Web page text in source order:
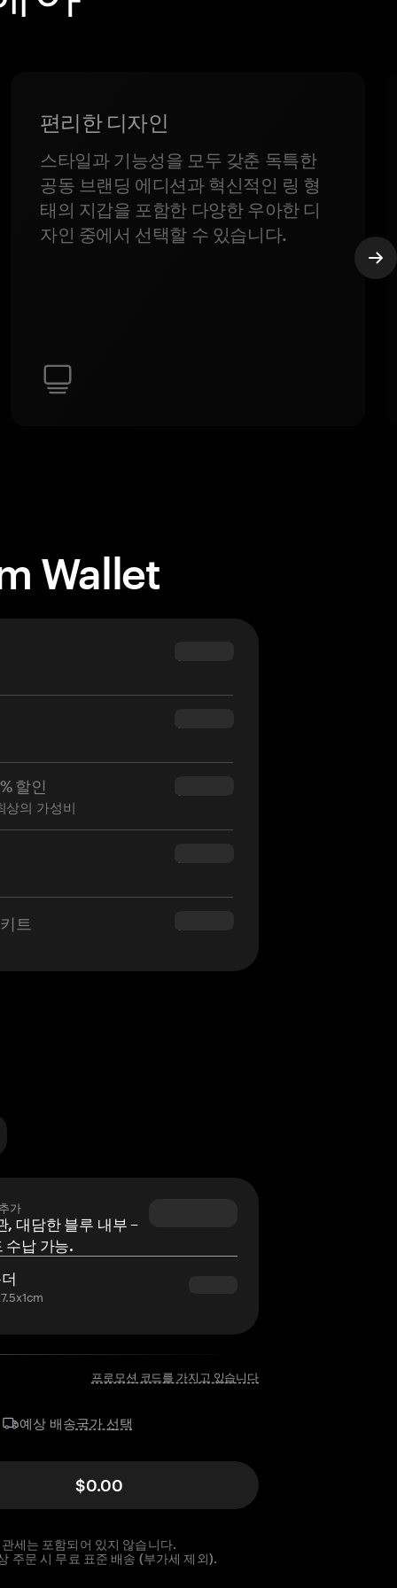
편리한 디자인
스타일과 기능성을 모두 갖춘 독특한
공동 브랜딩 에디션과 혁신적인 링 형
태의 지갑을 포함한 다양한 우아한 디
자인 중에서 선택할 수 있습니다.
Wallet
$69.90
$54.90
할인
상의 가성비
$34.95
$160.00
트 $180.00
가
, 대담한 블루 내부 –
수납 가능.
프로모션 코드를 가지고 있습니다
예상 배송국가 선택
$0.00
세는 포함되어 있지 않습니다.
주문 시 무료 표준 배송 (부가세 제외).